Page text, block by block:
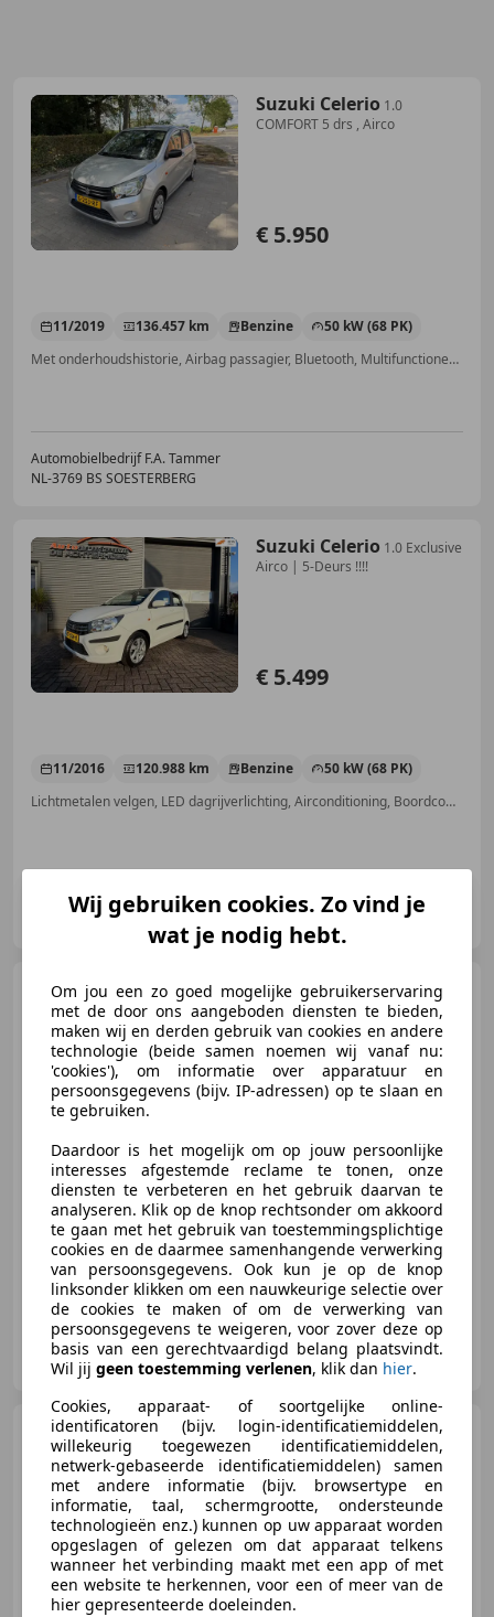
Suzuki Celerio 1.0
COMFORT 5 drs , Airco
€ 5.950
11/2019 136.457 km Benzine
50 kW (68 PK)
Met onderhoudshistorie, Airbag passagier, Bluetooth, Multifunctioneel stuurwiel, Bandenspanningscontrole, Airconditioning, Centrale deurvergrendeling met afstandsbediening, Zij-airbags
Automobielbedrijf F.A. Tammer
NL-3769 BS SOESTERBERG
Suzuki Celerio 1.0 Exclusive
Airco | 5-Deurs !!!!
€ 5.499
11/2016 120.988 km Benzine
50 kW (68 PK)
Lichtmetalen velgen, LED dagrijverlichting, Airconditioning, Boordcomputer, Elektrisch verstelbare buitenspiegels, Met onderhoudshistorie, Mistlampen, Emergency Brake Assist
Autocentrum de Achterhoek B.V.
NL-7021 BX ZELHEM
Suzuki Celerio 1.0 Comfort
Dealer oh/Nap/Automaat/Airco
09/2017 61.700 km Benzine
50 kW (68 PK)
L. de Prins Automotive
NL-2391 PN HAZERSWOUDE-DORP
Suzuki Celerio1.0 Comfort
Airco! .
€ 5.348
Wij gebruiken cookies. Zo vind je
wat je nodig hebt.
Om jou een zo goed mogelijke gebruikerservaring
met de door ons aangeboden diensten te bieden,
maken wij en derden gebruik van cookies en andere
technologie (beide samen noemen wij vanaf nu:
'cookies'), om informatie over apparatuur en
persoonsgegevens (bijv. IP-adressen) op te slaan en
te gebruiken.
Daardoor is het mogelijk om op jouw persoonlijke
interesses afgestemde reclame te tonen, onze
diensten te verbeteren en het gebruik daarvan te
analyseren. Klik op de knop rechtsonder om akkoord
te gaan met het gebruik van toestemmingsplichtige
cookies en de daarmee samenhangende verwerking
van persoonsgegevens. Ook kun je op de knop
linksonder klikken om een nauwkeurige selectie over
de cookies te maken of om de verwerking van
persoonsgegevens te weigeren, voor zover deze op
basis van een gerechtvaardigd belang plaatsvindt.
Wil jij geen toestemming verlenen, klik dan hier.
Cookies, apparaat- of soortgelijke online-
identificatoren (bijv. login-identificatiemiddelen,
willekeurig toegewezen identificatiemiddelen,
netwerk-gebaseerde identificatiemiddelen) samen
met andere informatie (bijv. browsertype en
informatie, taal, schermgrootte, ondersteunde
technologieën enz.) kunnen op uw apparaat worden
opgeslagen of gelezen om dat apparaat telkens
wanneer het verbinding maakt met een app of met
een website te herkennen, voor een of meer van de
hier gepresenteerde doeleinden.